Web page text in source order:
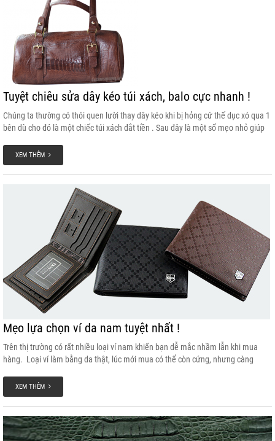
Tuyệt chiêu sửa dây kéo túi xách, balo cực nhanh !
Chúng ta thường có thói quen lười thay dây kéo khi bị hỏng cứ thế dục xó qua 1
bên dù cho đó là một chiếc túi xách đắt tiền . Sau đây là một số mẹo nhỏ giúp
XEM THÊM
Mẹo lựa chọn ví da nam tuyệt nhất !
Trên thị trường có rất nhiều loại ví nam khiến bạn dễ mắc nhầm lẫn khi mua
hàng. Loại ví làm bằng da thật, lúc mới mua có thể còn cứng, nhưng càng
lâu càng cứng, khô, giòn dễ gẫy, và màu vẫn giữ nguyên. Để chọn mua ví da
thật, có thể căn cứ vào mùi và hình dáng.
XEM THÊM